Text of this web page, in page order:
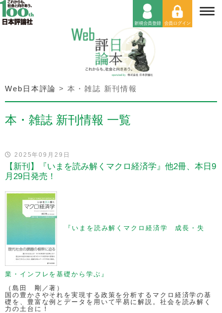
Web日本評論 >本・雑誌 新刊情報
本・雑誌 新刊情報 一覧
2025年09月29日
【新刊】『いまを読み解くマクロ経済学』他2冊、本日9
月29日発売！
『いまを読み解くマクロ経済学 成長・失
業・インフレを基礎から学ぶ』
（島田 剛／著）
国の豊かさやそれを実現する政策を分析するマクロ経済学の基
礎を、豊富な例とデータを用いて平易に解説。社会を読み解く
力の土台に！